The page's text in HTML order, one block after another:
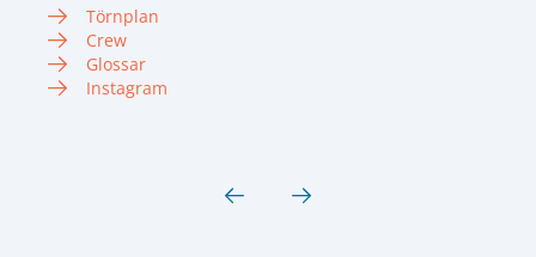
Törnplan
Crew
Glossar
Instagram